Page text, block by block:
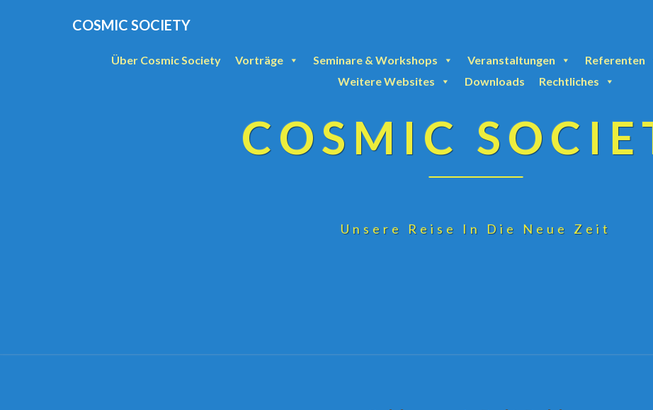
COSMIC SOCIETY
Über Cosmic Society Vorträge Seminare & Workshops Veranstaltungen Referenten
Weitere Websites
Downloads Rechtliches
COSMIC
Unsere Reise In Die Neue Zeit